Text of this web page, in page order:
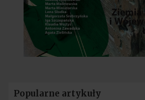
Popularne artykuły